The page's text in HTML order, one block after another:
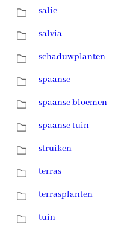
salie
salvia
schaduwplanten
spaanse
spaanse bloemen
spaanse tuin
struiken
terras
terrasplanten
tuin